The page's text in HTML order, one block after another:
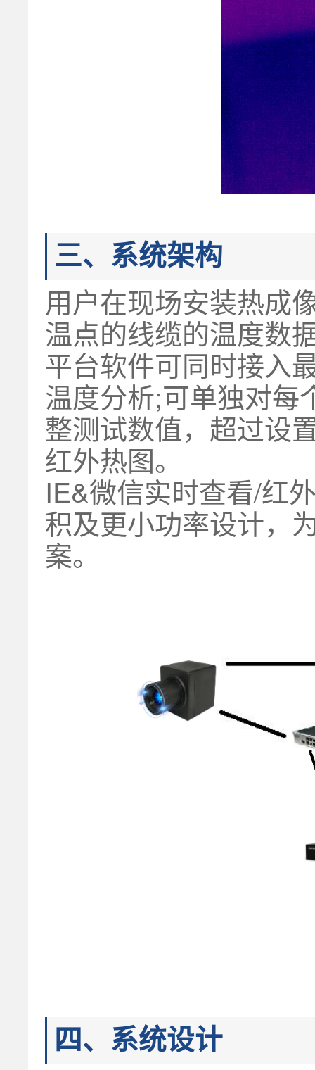
三、系统架构
用户在现场安装热成
温点的线缆的温度数
平台软件可同时接入
温度分析;可单独对每
整测试数值，超过设
红外热图。
IE&微信实时查看/红
积及更小功率设计，
案。
四、系统设计